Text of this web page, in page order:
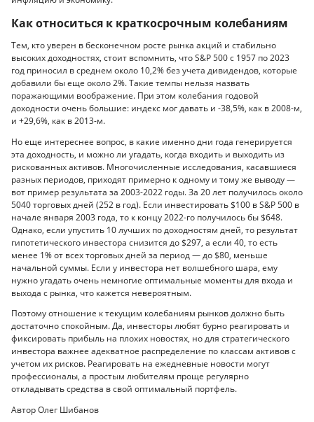
Как относиться к краткосрочным колебаниям
Тем, кто уверен в бесконечном росте рынка акций и стабильно
высоких доходностях, стоит вспомнить, что S&P 500 c 1957 по 2023
год приносил в среднем около 10,2% без учета дивидендов, которые
добавили бы еще около 2%. Такие темпы нельзя назвать
поражающими воображение. При этом колебания годовой
доходности очень большие: индекс мог давать и -38,5%, как в 2008-м,
и +29,6%, как в 2013-м.
Но еще интереснее вопрос, в какие именно дни года генерируется
эта доходность, и можно ли угадать, когда входить и выходить из
рискованных активов. Многочисленные исследования, касавшиеся
разных периодов, приходят примерно к одному и тому же выводу —
вот пример результата за 2003-2022 годы. За 20 лет получилось около
5040 торговых дней (252 в год). Если инвестировать $100 в S&P 500 в
начале января 2003 года, то к концу 2022-го получилось бы $648.
Однако, если упустить 10 лучших по доходностям дней, то результат
гипотетического инвестора снизится до $297, а если 40, то есть
менее 1% от всех торговых дней за период — до $80, меньше
начальной суммы. Если у инвестора нет волшебного шара, ему
нужно угадать очень немногие оптимальные моменты для входа и
выхода с рынка, что кажется невероятным.
Поэтому отношение к текущим колебаниям рынков должно быть
достаточно спокойным. Да, инвесторы любят бурно реагировать и
фиксировать прибыль на плохих новостях, но для стратегического
инвестора важнее адекватное распределение по классам активов с
учетом их рисков. Реагировать на ежедневные новости могут
профессионалы, а простым любителям проще регулярно
откладывать средства в свой оптимальный портфель.
Автор Олег Шибанов